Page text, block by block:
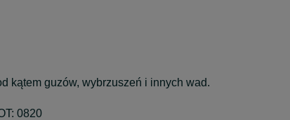
kątem guzów, wybrzuszeń i innych wad.
0820